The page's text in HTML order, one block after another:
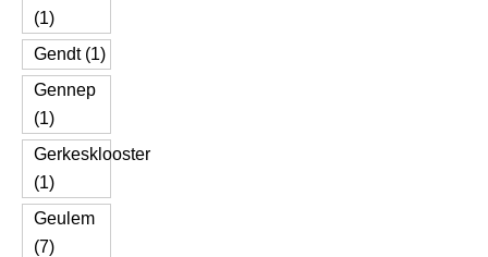
(1)
Gendt (1)
Gennep
(1)
Gerkesklooster
(1)
Geulem
(7)